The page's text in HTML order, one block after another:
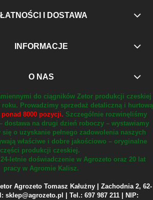
I DOSTAWA
INFORMACJE
O NAS
do ciągników Zetor produkcji czeskiej
roku. Prowadzimy sprzedaż detaliczną i hurtową
8000 pozycji. Szczególnie rozwinęliśmy
dostawa na drugi dzień roboczy – wystawiamy
się o uzyskanie pełnego zadowolenia naszych
właściwe i dobre jakościowo – oryginalne
części produkcji czeskiej.
letnie doświadczenie w Agrozeto oraz 20 lat
pracy w Agromie Kalisz.
Agrozeto Tomasz Kałużny | Zachodnia 2, 62-
sklep@agrozeto.pl | Tel.: 697 987 211 | NIP: